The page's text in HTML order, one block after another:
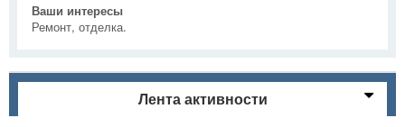
Ваши интересы
Ремонт, отделка.
Лента активности